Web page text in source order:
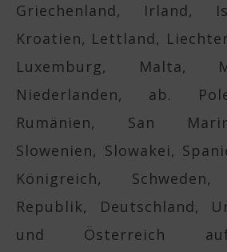
Griechenland, Irland,
Kroatien, Lettland,
Luxemburg, Malta,
Niederlanden, ab.
Rumänien, San
Slowenien, Slowakei,
Königreich, Schweden,
Republik, Deutschland,
und Österreich